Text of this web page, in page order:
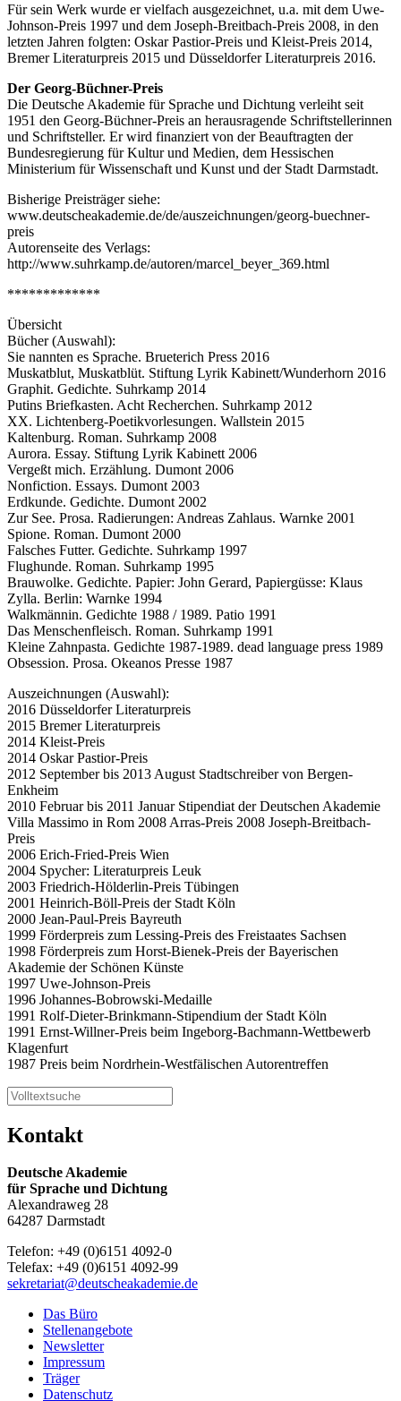
Für sein Werk wurde er vielfach ausgezeichnet, u.a. mit dem Uwe-
Johnson-Preis 1997 und dem Joseph-Breitbach-Preis 2008, in den
letzten Jahren folgten: Oskar Pastior-Preis und Kleist-Preis 2014,
Bremer Literaturpreis 2015 und Düsseldorfer Literaturpreis 2016.
Der Georg-Büchner-Preis
Die Deutsche Akademie für Sprache und Dichtung verleiht seit
1951 den Georg-Büchner-Preis an herausragende Schriftstellerinnen
und Schriftsteller. Er wird finanziert von der Beauftragten der
Bundesregierung für Kultur und Medien, dem Hessischen
Ministerium für Wissenschaft und Kunst und der Stadt Darmstadt.
Bisherige Preisträger siehe:
www.deutscheakademie.de/de/auszeichnungen/georg-buechner-
preis
Autorenseite des Verlags:
http://www.suhrkamp.de/autoren/marcel_beyer_369.html
*************
Übersicht
Bücher (Auswahl):
Sie nannten es Sprache. Brueterich Press 2016
Muskatblut, Muskatblüt. Stiftung Lyrik Kabinett/Wunderhorn 2016
Graphit. Gedichte. Suhrkamp 2014
Putins Briefkasten. Acht Recherchen. Suhrkamp 2012
XX. Lichtenberg-Poetikvorlesungen. Wallstein 2015
Kaltenburg. Roman. Suhrkamp 2008
Aurora. Essay. Stiftung Lyrik Kabinett 2006
Vergeßt mich. Erzählung. Dumont 2006
Nonfiction. Essays. Dumont 2003
Erdkunde. Gedichte. Dumont 2002
Zur See. Prosa. Radierungen: Andreas Zahlaus. Warnke 2001
Spione. Roman. Dumont 2000
Falsches Futter. Gedichte. Suhrkamp 1997
Flughunde. Roman. Suhrkamp 1995
Brauwolke. Gedichte. Papier: John Gerard, Papiergüsse: Klaus
Zylla. Berlin: Warnke 1994
Walkmännin. Gedichte 1988 / 1989. Patio 1991
Das Menschenfleisch. Roman. Suhrkamp 1991
Kleine Zahnpasta. Gedichte 1987-1989. dead language press 1989
Obsession. Prosa. Okeanos Presse 1987
Auszeichnungen (Auswahl):
2016 Düsseldorfer Literaturpreis
2015 Bremer Literaturpreis
2014 Kleist-Preis
2014 Oskar Pastior-Preis
2012 September bis 2013 August Stadtschreiber von Bergen-
Enkheim
2010 Februar bis 2011 Januar Stipendiat der Deutschen Akademie
Villa Massimo in Rom 2008 Arras-Preis 2008 Joseph-Breitbach-
Preis
2006 Erich-Fried-Preis Wien
2004 Spycher: Literaturpreis Leuk
2003 Friedrich-Hölderlin-Preis Tübingen
2001 Heinrich-Böll-Preis der Stadt Köln
2000 Jean-Paul-Preis Bayreuth
1999 Förderpreis zum Lessing-Preis des Freistaates Sachsen
1998 Förderpreis zum Horst-Bienek-Preis der Bayerischen
Akademie der Schönen Künste
1997 Uwe-Johnson-Preis
1996 Johannes-Bobrowski-Medaille
1991 Rolf-Dieter-Brinkmann-Stipendium der Stadt Köln
1991 Ernst-Willner-Preis beim Ingeborg-Bachmann-Wettbewerb
Klagenfurt
1987 Preis beim Nordrhein-Westfälischen Autorentreffen
Kontakt
Deutsche Akademie
für Sprache und Dichtung
Alexandraweg 28
64287 Darmstadt
Telefon: +49 (0)6151 4092-0
Telefax: +49 (0)6151 4092-99
sekretariat@deutscheakademie.de
Das Büro
Stellenangebote
Newsletter
Impressum
Träger
Datenschutz